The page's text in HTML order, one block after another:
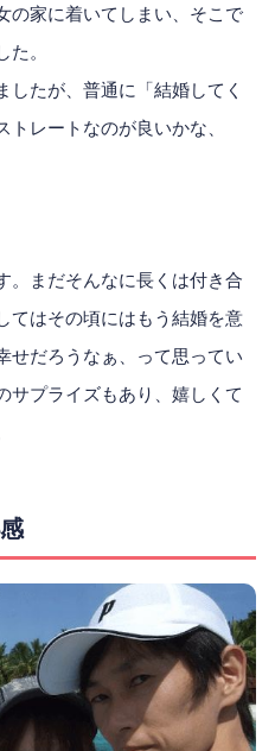
の家に着いてしまい、そこで
。
したが、普通に「結婚してく
レートなのが良いかな、
。まだそんなに長くは付き合
てはその頃にはもう結婚を意
せだろうなぁ、って思ってい
サプライズもあり、嬉しくて